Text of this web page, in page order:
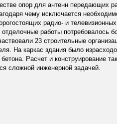
опор для антенн передающих
чему исключается
радио- и телевизионных
работы потребовалось
23 строительные
На каркас здания было
Расчет и конструирование
сложной инженерной задачей.